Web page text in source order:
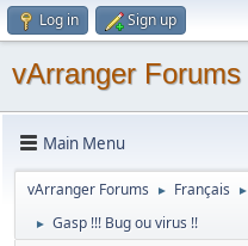
Log in Sign up
vArranger Forums
Main Menu
vArranger Forums ► Français ►
► Gasp !!! Bug ou virus !!